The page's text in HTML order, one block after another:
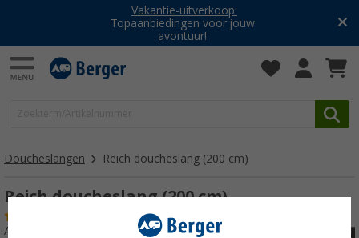
Vakantie-uitverkoop:
Topaanbiedingen voor jouw
avontuur!
Doucheslangen Reich doucheslang (200 cm)
Reich doucheslang (200 cm)
Artikelnr: 228240